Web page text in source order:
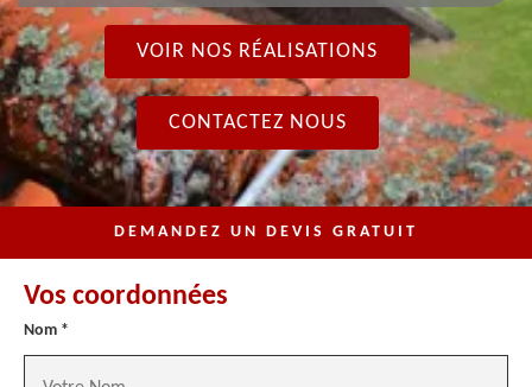
VOIR NOS RÉALISATIONS
CONTACTEZ NOUS
DEMANDEZ UN DEVIS GRATUIT
Vos coordonnées
Nom *